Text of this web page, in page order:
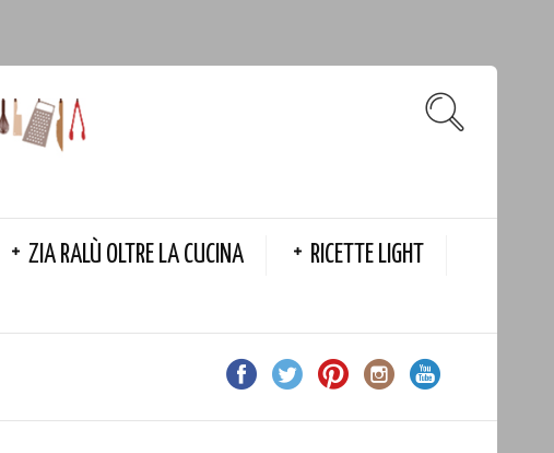
ZIA RALÙ OLTRE LA CUCINA
RICETTE LIGHT